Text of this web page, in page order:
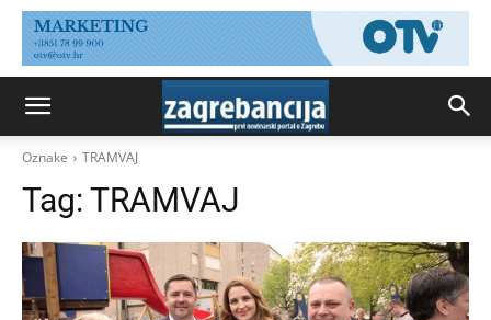
Oznake TRAMVAJ
Tag: TRAMVAJ